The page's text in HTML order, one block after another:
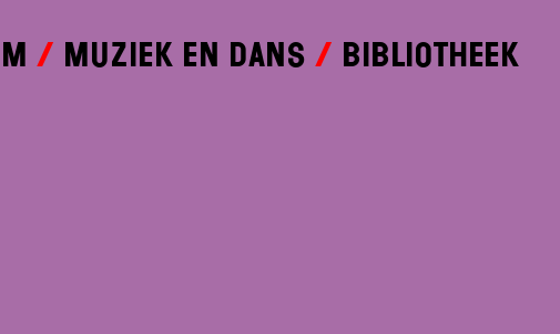
Muziek en dans Bibliotheek